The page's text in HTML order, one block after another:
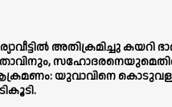
അതിക്രമിച്ചു കയറി
യുവാവിനെ